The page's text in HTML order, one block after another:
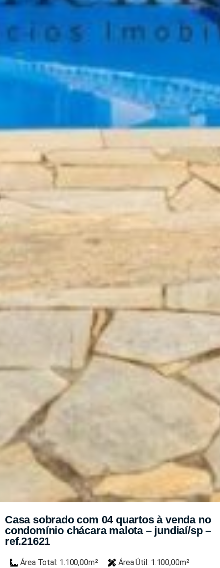
Casa sobrado com 04 quartos à venda no
condomínio chácara malota – jundiaí/sp –
ref.21621
Área Total: 1.100,00m² Área Útil: 1.100,00m²